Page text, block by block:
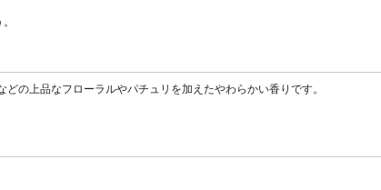
の上品なフローラルやパチュリを加えたやわらかい香りです。